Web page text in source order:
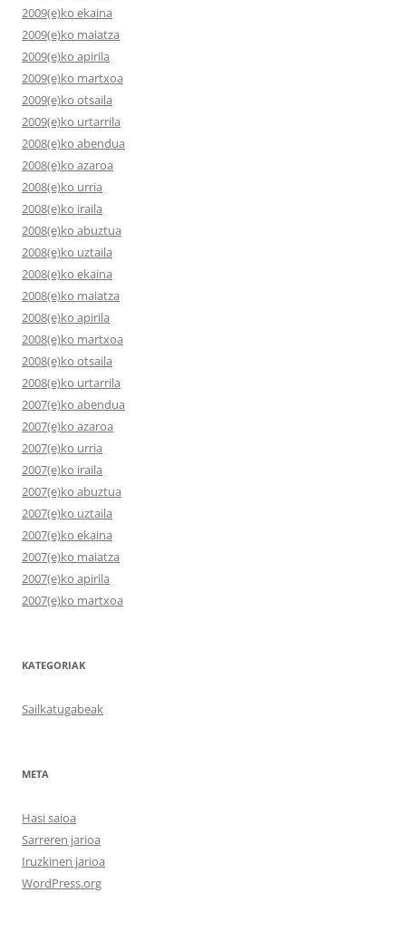
2009(e)ko ekaina
2009(e)ko maiatza
2009(e)ko apirila
2009(e)ko martxoa
2009(e)ko otsaila
2009(e)ko urtarrila
2008(e)ko abendua
2008(e)ko azaroa
2008(e)ko urria
2008(e)ko iraila
2008(e)ko abuztua
2008(e)ko uztaila
2008(e)ko ekaina
2008(e)ko maiatza
2008(e)ko apirila
2008(e)ko martxoa
2008(e)ko otsaila
2008(e)ko urtarrila
2007(e)ko abendua
2007(e)ko azaroa
2007(e)ko urria
2007(e)ko iraila
2007(e)ko abuztua
2007(e)ko uztaila
2007(e)ko ekaina
2007(e)ko maiatza
2007(e)ko apirila
2007(e)ko martxoa
KATEGORIAK
Sailkatugabeak
META
Hasi saioa
Sarreren jarioa
Iruzkinen jarioa
WordPress.org